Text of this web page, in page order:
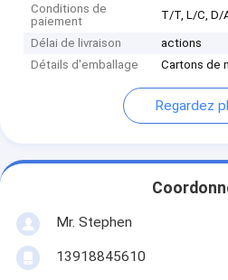
Conditions de
paiement
T/T, L/C, D/
Délai de livraison
actions
Détails d'emballage
Cartons de
Regardez
Mr. Stephen
13918845610